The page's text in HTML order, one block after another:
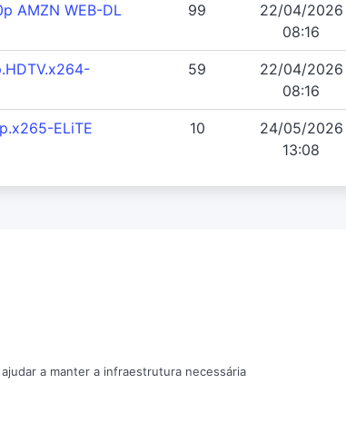
AMZN WEB-DL
99
22/04/2026
08:16
59
22/04/2026
08:16
ELiTE 10
24/05/2026
13:08
a manter a infraestrutura necessária